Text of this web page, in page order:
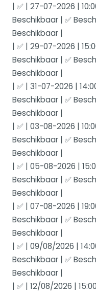
| ✅ | 27-07-2026 |
Beschikbaar | ✅
Beschikbaar |
| ✅ | 29-07-2026 |
Beschikbaar | ✅
Beschikbaar |
| ✅ | 31-07-2026 |
Beschikbaar | ✅
Beschikbaar |
| ✅ | 03-08-2026 |
Beschikbaar | ✅
Beschikbaar |
| ✅ | 05-08-2026 |
Beschikbaar | ✅
Beschikbaar |
| ✅ | 07-08-2026 |
Beschikbaar | ✅
Beschikbaar |
| ✅ | 09/08/2026 |
Beschikbaar | ✅
Beschikbaar |
| ✅ | 12/08/2026 |